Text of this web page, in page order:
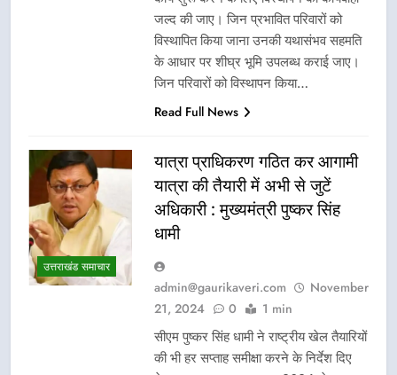
जल्द की जाए। जिन प्रभावित परिवारों को
विस्थापित किया जाना उनकी यथासंभव सहमति
के आधार पर शीघ्र भूमि उपलब्ध कराई जाए।
जिन परिवारों को विस्थापन किया…
Read Full News
उत्तराखंड समाचार
यात्रा प्राधिकरण गठित कर आगामी
यात्रा की तैयारी में अभी से जुटें
अधिकारी : मुख्यमंत्री पुष्कर सिंह
धामी
admin@gaurikaveri.com
November
21, 2024
0 1 min
सीएम पुष्कर सिंह धामी ने राष्ट्रीय खेल तैयारियों
की भी हर सप्ताह समीक्षा करने के निर्देश दिए